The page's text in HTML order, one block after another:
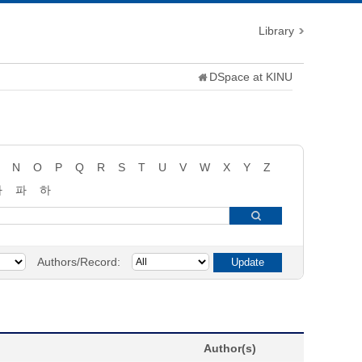
Library
DSpace at KINU
N O P Q R S T U V W X Y
Z
파
하
Authors/Record:
Author(s)